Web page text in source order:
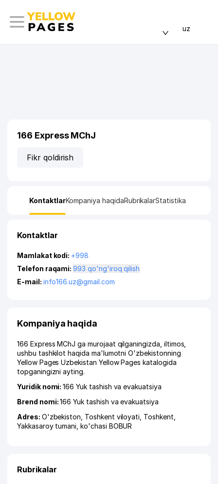
uz
166 Express MChJ
Fikr qoldirish
KontaktlarKompaniya haqidaRubrikalarStatistika
Kontaktlar
Mamlakat kodi: +998
Telefon raqami:993 qo'ng'iroq qilish
E-mail: info166.uz@gmail.com
Kompaniya haqida
166 Express MChJ ga murojaat qilganingizda, iltimos,
ushbu tashkilot haqida ma'lumotni O'zbekistonning
Yellow Pages Uzbekistan Yellow Pages katalogida
topganingizni ayting.
Yuridik nomi:166 Yuk tashish va evakuatsiya
Brend nomi:166 Yuk tashish va evakuatsiya
Adres: O'zbekiston, Toshkent viloyati Toshkent
Yakkasaroy tumani ,ko'chasi BOBUR
Rubrikalar